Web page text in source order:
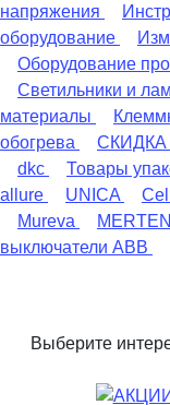
напряжения
оборудование
Оборудование
Светильники и
материалы
обогрева
СКИДКА
dkc
Товары
allure
UNICA
Mureva
MERTEN
выключатели ABB
Выберите